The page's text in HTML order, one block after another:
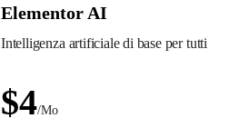
Elementor AI
Intelligenza artificiale di base per tutti
$4/Mo